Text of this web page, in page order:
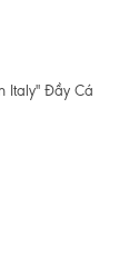
Italy" Đầy Cá